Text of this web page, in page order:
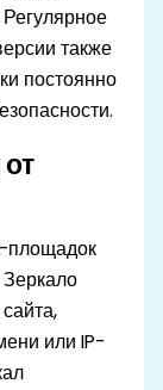
также
постоянно
площадок
Зеркало
или IP-